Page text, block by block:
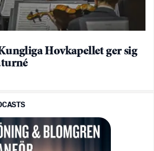
Hovkapellet ger sig